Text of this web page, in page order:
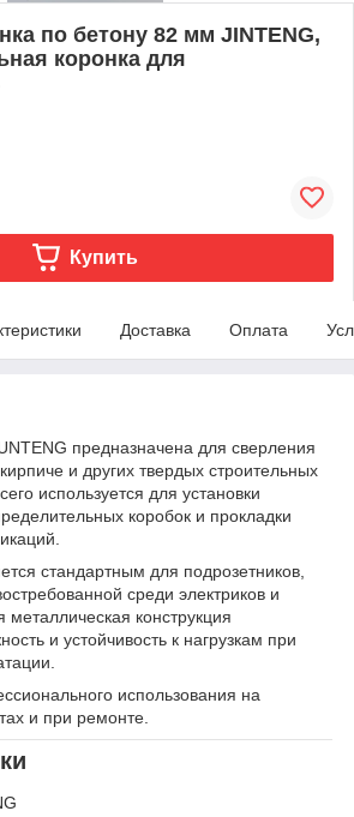
по бетону 82 мм JINTENG,
коронка для
Купить
Доставка Оплата
предназначена для сверления
и других твердых строительных
используется для установки
коробок и прокладки
стандартным для подрозетников,
среди электриков и
конструкция
и устойчивость к нагрузкам при
использования на
и при ремонте.